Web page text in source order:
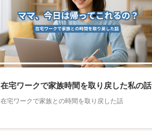
在宅ワークで家族時間を取り戻した私の話
在宅ワークで家族との時間を取り戻した話